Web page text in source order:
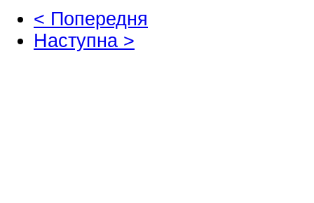
< Попередня
Наступна >